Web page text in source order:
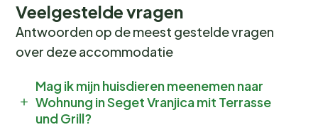
Veelgestelde vragen
Antwoorden op de meest gestelde vragen
over deze accommodatie
Mag ik mijn huisdieren meenemen naar
Wohnung in Seget Vranjica mit Terrasse
und Grill?